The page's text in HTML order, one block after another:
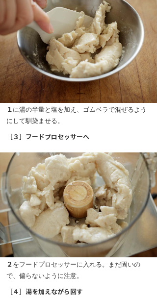
１に湯の半量と塩を加え、ゴムベラで混ぜるよう
にして馴染ませる。
［３］フードプロセッサーへ
２ をフードプロセッサーに入れる。まだ固いの
で、偏らないように注意。
［４］湯を加えながら回す